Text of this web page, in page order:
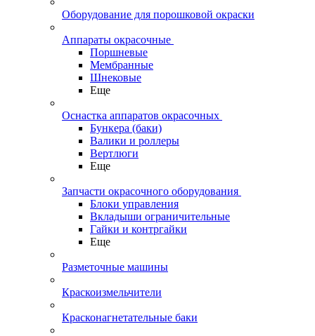
Оборудование для порошковой окраски
Аппараты окрасочные
Поршневые
Мембранные
Шнековые
Еще
Оснастка аппаратов окрасочных
Бункера (баки)
Валики и роллеры
Вертлюги
Еще
Запчасти окрасочного оборудования
Блоки управления
Вкладыши ограничительные
Гайки и контргайки
Еще
Разметочные машины
Краскоизмельчители
Красконагнетательные баки